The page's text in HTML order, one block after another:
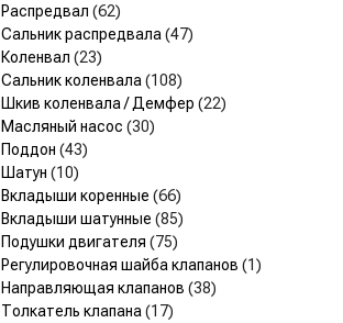
Распредвал (62)
Сальник распредвала (47)
Коленвал (23)
Сальник коленвала (108)
Шкив коленвала / Демфер (22)
Масляный насос (30)
Поддон (43)
Шатун (10)
Вкладыши коренные (66)
Вкладыши шатунные (85)
Подушки двигателя (75)
Регулировочная шайба клапанов (1)
Направляющая клапанов (38)
Толкатель клапана (17)